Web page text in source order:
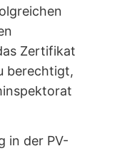
Zertifikat
berechtigt,
in der PV-